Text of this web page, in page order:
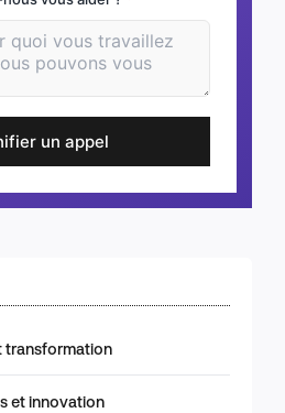
un appel
transformation
et innovation